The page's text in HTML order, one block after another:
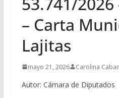
– Carta
Lajitas
mayo 21, 2026 Carolina
Autor: Cámara de Diputados